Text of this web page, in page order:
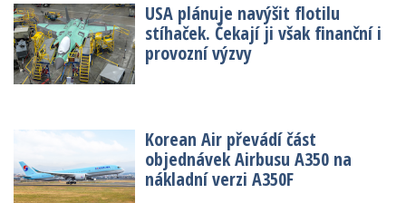
USA plánuje navýšit flotilu
stíhaček. Čekají ji však finanční i
provozní výzvy
Korean Air převádí část
objednávek Airbusu A350 na
nákladní verzi A350F